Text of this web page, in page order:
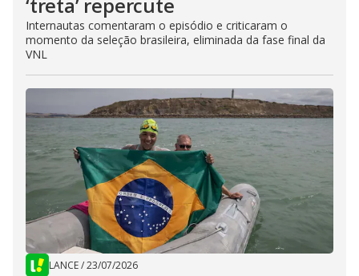
Internautas comentaram o episódio e criticaram o
momento da seleção brasileira, eliminada da fase final da
VNL
LANCE/23/07/2026